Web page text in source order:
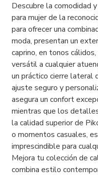
Descubre la comodidad
para mujer de la
para ofrecer una
moda, presentan un
caprino, en tonos
versátil a cualquier
un práctico cierre lateral
ajuste seguro y
asegura un confort
mientras que los
la calidad superior de
o momentos casuales,
imprescindible para
Mejora tu colección de
combina estilo